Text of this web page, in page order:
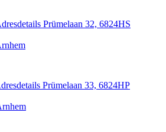
Prümelaan 32, 6824HS
Prümelaan 33, 6824HP